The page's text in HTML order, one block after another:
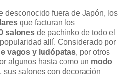
desconocido fuera de Japón, los
que facturan los
salones de pachinko de todo el
allí. Considerado por
vagos y ludópatas, por otros
algunos hasta como un modo
, sus salones con decoración